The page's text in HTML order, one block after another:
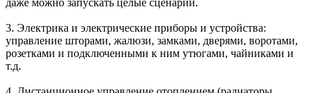
даже можно запускать целые сценарии.
3. Электрика и электрические приборы и устройства:
управление шторами, жалюзи, замками, дверями, воротами,
розетками и подключенными к ним утюгами, чайниками и
т.д.